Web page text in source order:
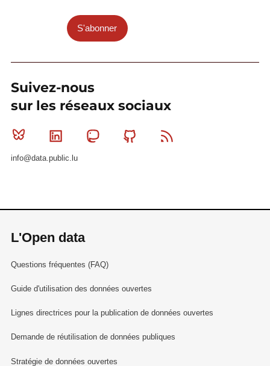
S'abonner
Suivez-nous
sur les réseaux sociaux
Bluesky Linkedin MastodonGithub
info@data.public.lu
L'Open data
Questions fréquentes (FAQ)
Guide d'utilisation des données ouvertes
Lignes directrices pour la publication de données ouvertes
Demande de réutilisation de données publiques
Stratégie de données ouvertes